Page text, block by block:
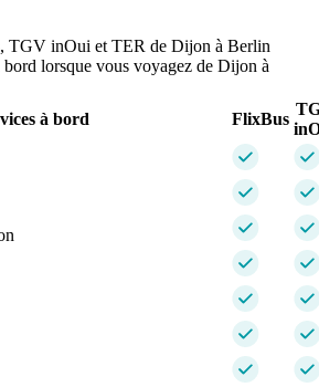
TGV inOui et TER de Dijon à Berlin
bord lorsque vous voyagez de Dijon à
à bord
FlixBus